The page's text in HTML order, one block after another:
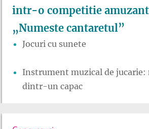
intr-o competitie
„Numeste cantaretul”
Jocuri cu sunete
Instrument muzical de jucarie:
dintr-un capac